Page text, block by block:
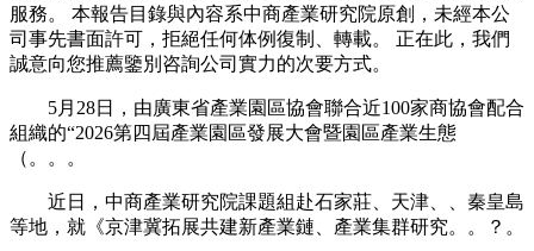
服務。 本報告目錄與內容系中商產業研究院原創，未經本公
司事先書面許可，拒絕任何体例復制、轉載。 正在此，我們
誠意向您推薦鑒別咨詢公司實力的次要方式。
5月28日，由廣東省產業園區協會聯合近100家商協會配合
組織的“2026第四屆產業園區發展大會暨園區產業生態
（。。。
近日，中商產業研究院課題組赴石家莊、天津、、秦皇島
等地，就《京津冀拓展共建新產業鏈、產業集群研究。。？。